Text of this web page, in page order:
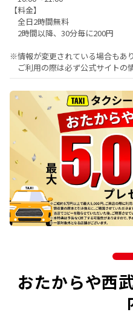
【料金】
全日2時間無料
2時間以降、30分毎に200円
※情報が変更されている場合もあ
ご利用の際は必ず公式サイトの
おたからや西